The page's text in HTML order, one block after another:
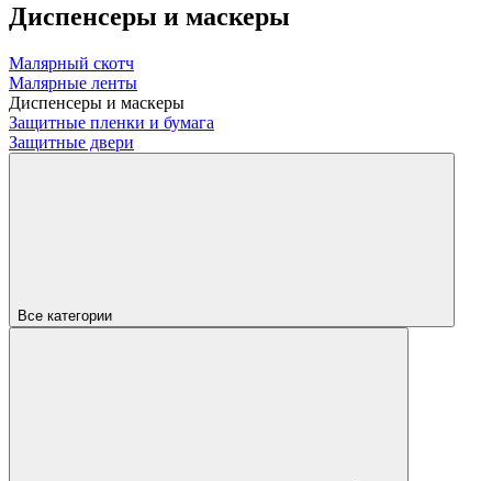
Диспенсеры и маскеры
Малярный скотч
Малярные ленты
Диспенсеры и маскеры
Защитные пленки и бумага
Защитные двери
Все категории